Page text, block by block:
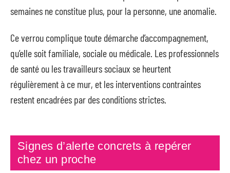
semaines ne constitue plus, pour la personne, une anomalie.
Ce verrou complique toute démarche d’accompagnement,
qu’elle soit familiale, sociale ou médicale. Les professionnels
de santé ou les travailleurs sociaux se heurtent
régulièrement à ce mur, et les interventions contraintes
restent encadrées par des conditions strictes.
Signes d’alerte concrets à repérer
chez un proche